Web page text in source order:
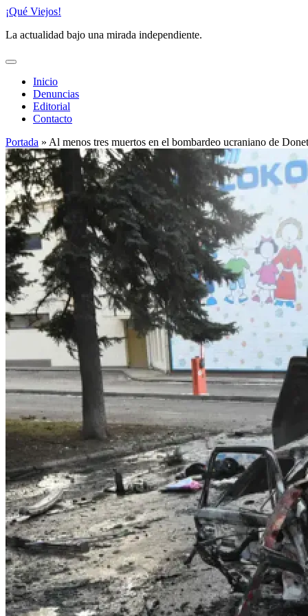
Saltar
contenido
¡Qué Viejos!
La actualidad bajo una mirada independiente.
Inicio
Denuncias
Editorial
Contacto
Portada » Al menos tres muertos en el bombardeo ucraniano de